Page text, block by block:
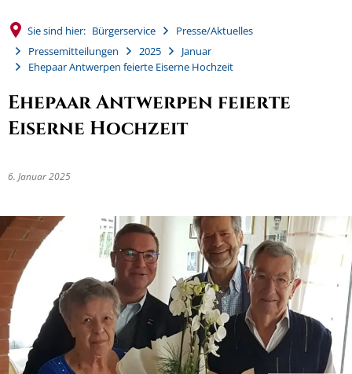
Sie sind hier: Bürgerservice
Presse/Aktuelles
Pressemitteilungen
2025
Januar
Ehepaar Antwerpen feierte Eiserne Hochzeit
Ehepaar Antwerpen feierte
Eiserne Hochzeit
6. Januar 2025